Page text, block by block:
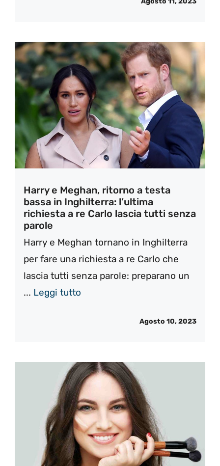
Harry e Meghan, ritorno a testa
bassa in Inghilterra: l’ultima
richiesta a re Carlo lascia tutti senza
parole
Harry e Meghan tornano in Inghilterra
per fare una richiesta a re Carlo che
lascia tutti senza parole: preparano un
... Leggi tutto
Agosto 10, 2023